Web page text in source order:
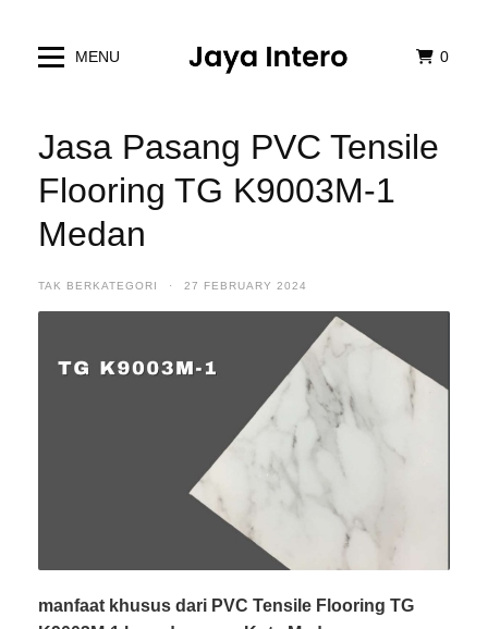
MENU 0
Jasa Pasang PVC Tensile
Flooring TG K9003M-1
Medan
TAK BERKATEGORI · 27 FEBRUARY 2024
manfaat khusus dari PVC Tensile Flooring TG